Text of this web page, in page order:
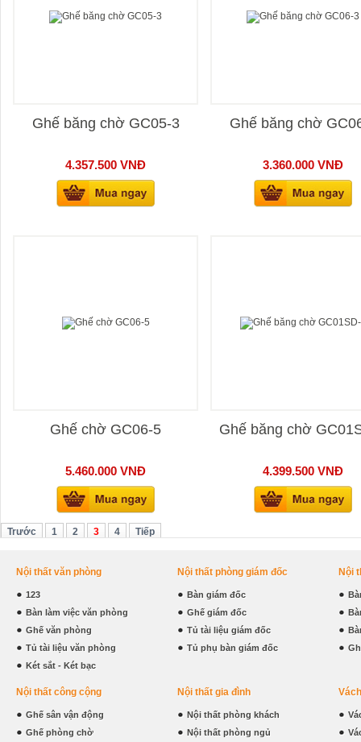
Ghế băng chờ GC05-3
4.357.500 VNĐ
Ghế băng chờ
3.360.000 VNĐ
Ghế chờ GC06-5
5.460.000 VNĐ
Ghế băng chờ
4.399.500 VNĐ
Trước 1 2 3 4 Tiếp
Nội thất văn phòng
123
Bàn làm việc văn phòng
Ghế văn phòng
Tủ tài liệu văn phòng
Két sắt - Két bạc
Nội thất phòng giám đốc
Bàn giám đốc
Ghế giám đốc
Tủ tài liệu giám đốc
Tủ phụ bàn giám đốc
Nội
Nội thất công cộng
Ghế sân vận động
Ghế phòng chờ
Nội thất gia đình
Nội thất phòng khách
Nội thất phòng ngủ